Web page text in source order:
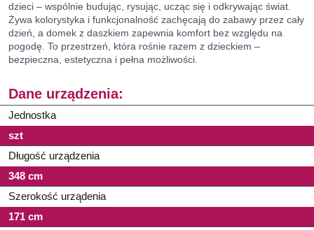
dzieci – wspólnie budując, rysując, ucząc się i odkrywając świat.
Żywa kolorystyka i funkcjonalność zachęcają do zabawy przez cały
dzień, a domek z daszkiem zapewnia komfort bez względu na
pogodę. To przestrzeń, która rośnie razem z dzieckiem –
bezpieczna, estetyczna i pełna możliwości.
Dane urządzenia:
Jednostka
szt
Długość urządzenia
348 cm
Szerokość urządenia
171 cm